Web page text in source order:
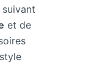
et de